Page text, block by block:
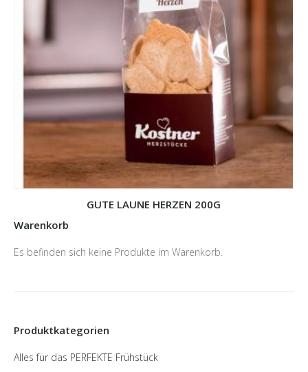
GUTE LAUNE HERZEN 200G
Warenkorb
Es befinden sich keine Produkte im Warenkorb.
Produktkategorien
Alles für das PERFEKTE Frühstück